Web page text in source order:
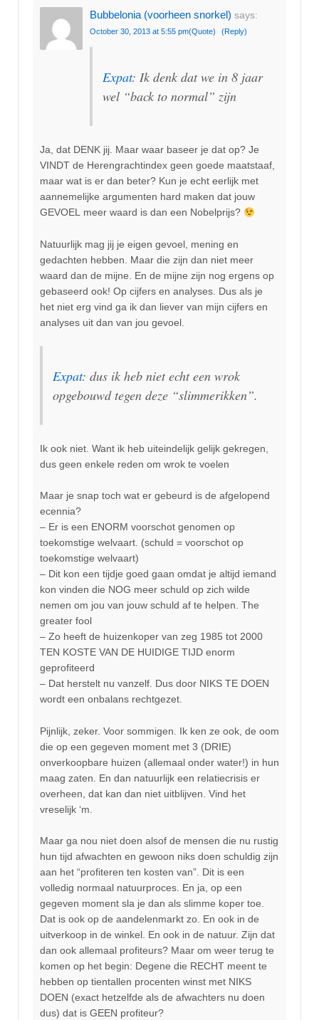
Bubbelonia (voorheen snorkel) says:
October 30, 2013 at 5:55 pm(Quote) (Reply)
Expat: Ik denk dat we in 8 jaar
wel “back to normal” zijn
Ja, dat DENK jij. Maar waar baseer je dat op? Je
VINDT de Herengrachtindex geen goede maatstaaf,
maar wat is er dan beter? Kun je echt eerlijk met
aannemelijke argumenten hard maken dat jouw
GEVOEL meer waard is dan een Nobelprijs?
Natuurlijk mag jij je eigen gevoel, mening en
gedachten hebben. Maar die zijn dan niet meer
waard dan de mijne. En de mijne zijn nog ergens op
gebaseerd ook! Op cijfers en analyses. Dus als je
het niet erg vind ga ik dan liever van mijn cijfers en
analyses uit dan van jou gevoel.
Expat: dus ik heb niet echt een wrok
opgebouwd tegen deze “slimmerikken”.
Ik ook niet. Want ik heb uiteindelijk gelijk gekregen,
dus geen enkele reden om wrok te voelen
Maar je snap toch wat er gebeurd is de afgelopend
ecennia?
– Er is een ENORM voorschot genomen op
toekomstige welvaart. (schuld = voorschot op
toekomstige welvaart)
– Dit kon een tijdje goed gaan omdat je altijd iemand
kon vinden die NOG meer schuld op zich wilde
nemen om jou van jouw schuld af te helpen. The
greater fool
– Zo heeft de huizenkoper van zeg 1985 tot 2000
TEN KOSTE VAN DE HUIDIGE TIJD enorm
geprofiteerd
– Dat herstelt nu vanzelf. Dus door NIKS TE DOEN
wordt een onbalans rechtgezet.
Pijnlijk, zeker. Voor sommigen. Ik ken ze ook, de oom
die op een gegeven moment met 3 (DRIE)
onverkoopbare huizen (allemaal onder water!) in hun
maag zaten. En dan natuurlijk een relatiecrisis er
overheen, dat kan dan niet uitblijven. Vind het
vreselijk ‘m.
Maar ga nou niet doen alsof de mensen die nu rustig
hun tijd afwachten en gewoon niks doen schuldig zijn
aan het “profiteren ten kosten van”. Dit is een
volledig normaal natuurproces. En ja, op een
gegeven moment sla je dan als slimme koper toe.
Dat is ook op de aandelenmarkt zo. En ook in de
uitverkoop in de winkel. En ook in de natuur. Zijn dat
dan ook allemaal profiteurs? Maar om weer terug te
komen op het begin: Degene die RECHT meent te
hebben op tientallen procenten winst met NIKS
DOEN (exact hetzelfde als de afwachters nu doen
dus) dat is GEEN profiteur?